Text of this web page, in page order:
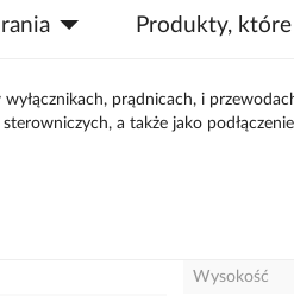
Produkty,
wyłącznikach, prądnicach, i
a także jako
Wysokość